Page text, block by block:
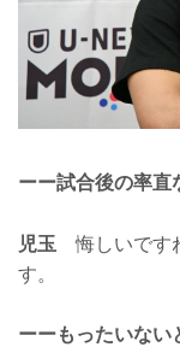
ーー試合後の率直
児玉 悔しいです
す。
ーーもったいない